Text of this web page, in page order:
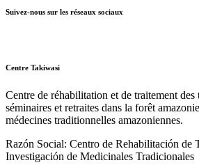
Suivez-nous sur les réseaux sociaux
Centre Takiwasi
Centre de réhabilitation et de traitement des
séminaires et retraites dans la forêt
médecines traditionnelles amazoniennes.
Razón Social: Centro de Rehabilitación de
Investigación de Medicinales Tradicionales